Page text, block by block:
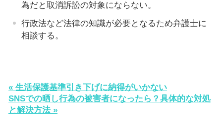
為だと取消訴訟の対象にならない。
行政法など法律の知識が必要となるため弁護士に
相談する。
« 生活保護基準引き下げに納得がいかない
SNSでの晒し行為の被害者になったら？具体的な対処
と解決方法 »